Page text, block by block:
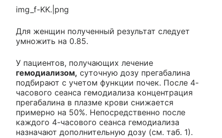
img_f-KK.|png
Для женщин полученный результат следует
умножить на 0.85.
У пациентов, получающих лечение
гемодиализом, суточную дозу прегабалина
подбирают с учетом функции почек. После 4-
часового сеанса гемодиализа концентрация
прегабалина в плазме крови снижается
примерно на 50%. Непосредственно после
каждого 4-часового сеанса гемодиализа
назначают дополнительную дозу (см. таб. 1).